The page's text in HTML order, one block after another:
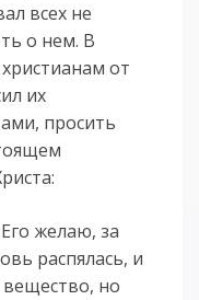
всех не
о нем. В
от
их
просить
желаю, за
распялась, и
но